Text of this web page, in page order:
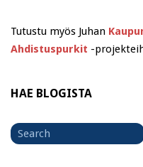
Tutustu myös Juhan
Ahdistuspurkit -
HAE BLOGISTA
Search
for